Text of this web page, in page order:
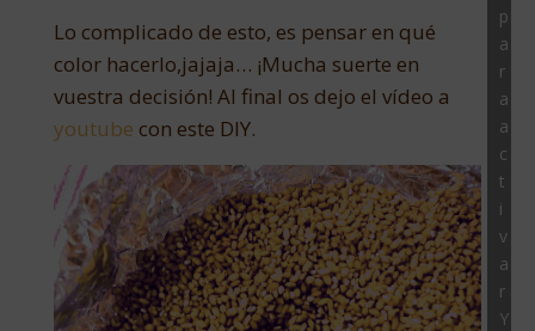
Lo complicado de esto, es pensar en qué
color hacerlo,jajaja… ¡Mucha suerte en
vuestra decisión! Al final os dejo el vídeo a
youtube con este DIY.
p
a
r
a
a
c
t
i
v
a
r
Y